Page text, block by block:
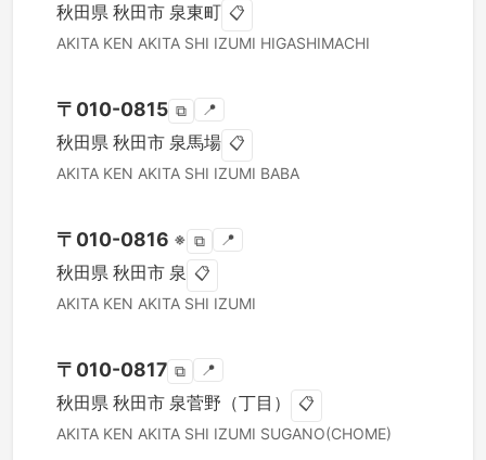
秋田県 秋田市 泉東町 📋
AKITA KEN AKITA SHI IZUMI HIGASHIMACHI
〒 010-0815 ⧉ 📍
秋田県 秋田市 泉馬場 📋
AKITA KEN AKITA SHI IZUMI BABA
〒 010-0816 ※ ⧉ 📍
秋田県 秋田市 泉 📋
AKITA KEN AKITA SHI IZUMI
〒 010-0817 ⧉ 📍
秋田県 秋田市 泉菅野（丁目） 📋
AKITA KEN AKITA SHI IZUMI SUGANO(CHOME)